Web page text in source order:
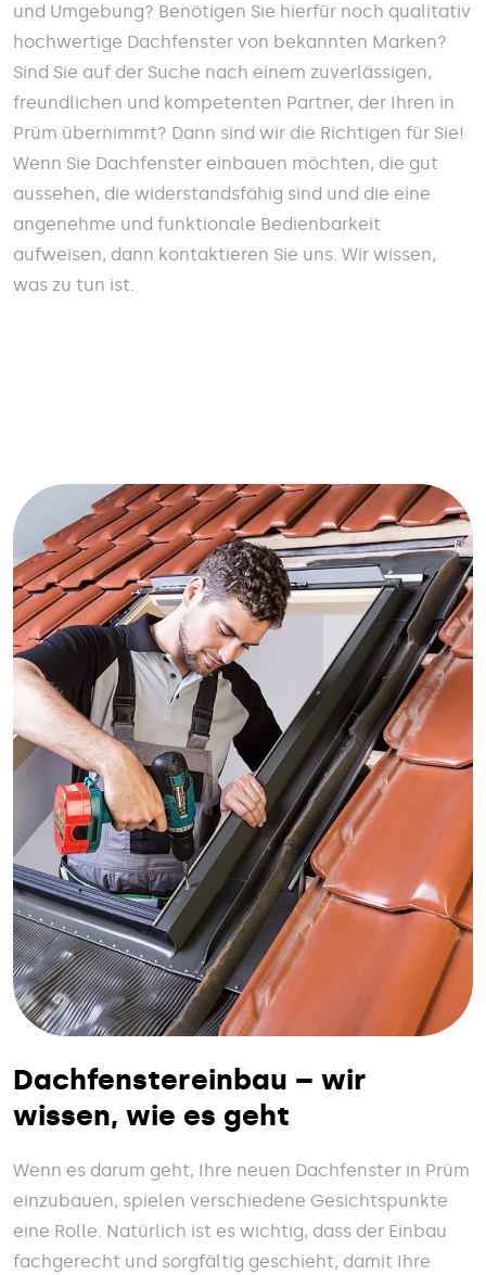
und Umgebung? Benötigen Sie hierfür noch qualitativ
hochwertige Dachfenster von bekannten Marken?
Sind Sie auf der Suche nach einem zuverlässigen,
freundlichen und kompetenten Partner, der Ihren in
Prüm übernimmt? Dann sind wir die Richtigen für Sie!
Wenn Sie Dachfenster einbauen möchten, die gut
aussehen, die widerstandsfähig sind und die eine
angenehme und funktionale Bedienbarkeit
aufweisen, dann kontaktieren Sie uns. Wir wissen,
was zu tun ist.
Dachfenstereinbau – wir
wissen, wie es geht
Wenn es darum geht, Ihre neuen Dachfenster in Prüm
einzubauen, spielen verschiedene Gesichtspunkte
eine Rolle. Natürlich ist es wichtig, dass der Einbau
fachgerecht und sorgfältig geschieht, damit Ihre